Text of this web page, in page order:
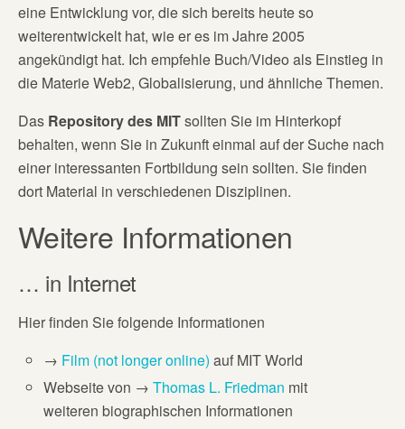
eine Entwicklung vor, die sich bereits heute so
weiterentwickelt hat, wie er es im Jahre 2005
angekündigt hat. Ich empfehle Buch/Video als Einstieg in
die Materie Web2, Globalisierung, und ähnliche Themen.
Das Repository des MITsollten Sie im Hinterkopf
behalten, wenn Sie in Zukunft einmal auf der Suche nach
einer interessanten Fortbildung sein sollten. Sie finden
dort Material in verschiedenen Disziplinen.
Weitere Informationen
… in Internet
Hier finden Sie folgende Informationen
→ Film (not longer online) auf MIT World
Webseite von →Thomas L. Friedman mit
weiteren biographischen Informationen